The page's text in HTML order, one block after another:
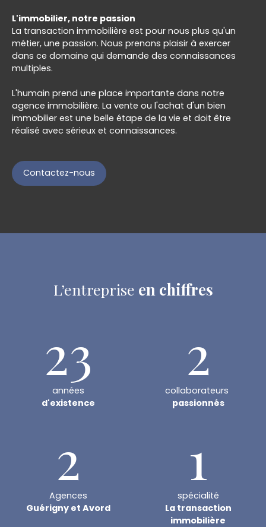
L'immobilier, notre passion
La transaction immobilière est pour nous plus qu'un
métier, une passion. Nous prenons plaisir à exercer
dans ce domaine qui demande des connaissances
multiples.
L'humain prend une place importante dans notre
agence immobilière. La vente ou l'achat d'un bien
immobilier est une belle étape de la vie et doit être
réalisé avec sérieux et connaissances.
Contactez-nous
L’entreprise en chiffres
23
années
d'existence
2
collaborateurs
passionnés
2
Agences
Guérigny et Avord
1
spécialité
La transaction
immobilière